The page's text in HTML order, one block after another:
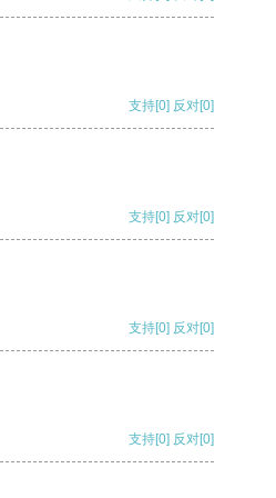
支持[0] 反对[0]
支持[0] 反对[0]
支持[0] 反对[0]
支持[0] 反对[0]